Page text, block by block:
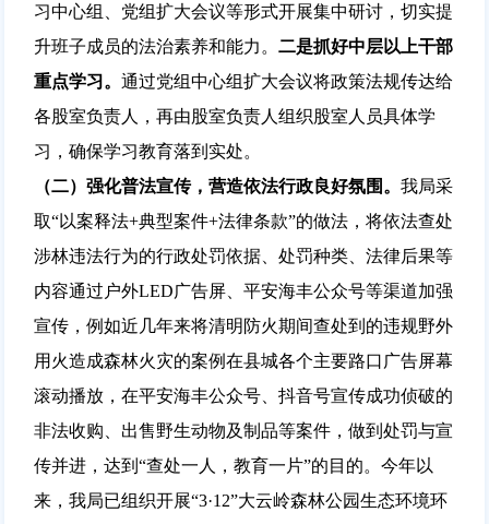
习中心组、党组扩大会议等形式开展集中研讨，切实提
升班子成员的法治素养和能力。 二是抓好中层以上干部
重点学习。 通过党组中心组扩大会议将政策法规传达给
各股室负责人，再由股室负责人组织股室人员具体学
习，确保学习教育落到实处。
（二） 强化普法宣传，营造依法行政良好氛围。 我局采
取“以案释法+典型案件+法律条款”的做法，将依法查处
涉林违法行为的行政处罚依据、处罚种类、法律后果等
内容通过户外LED广告屏、平安海丰公众号等渠道加强
宣传，例如近几年来将清明防火期间查处到的违规野外
用火造成森林火灾的案例在县城各个主要路口广告屏幕
滚动播放，在平安海丰公众号、抖音号宣传成功侦破的
非法收购、出售野生动物及制品等案件，做到处罚与宣
传并进，达到“查处一人，教育一片”的目的。今年以
来，我局已组织开展“3·12”大云岭森林公园生态环境环